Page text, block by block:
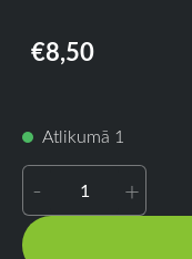
€8,50
Atlikumā 1
- +